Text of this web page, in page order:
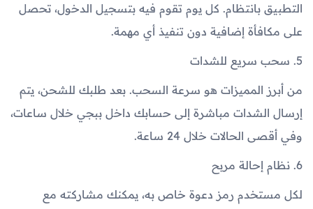
التطبيق بانتظام. كل يوم تقوم فيه بتسجيل الدخول، تحصل
على مكافأة إضافية دون تنفيذ أي مهمة.
5. سحب سريع للشدات
من أبرز المميزات هو سرعة السحب. بعد طلبك للشحن، يتم
إرسال الشدات مباشرة إلى حسابك داخل ببجي خلال ساعات،
وفي أقصى الحالات خلال 24 ساعة.
6. نظام إحالة مربح
لكل مستخدم رمز دعوة خاص به، يمكنك مشاركته مع